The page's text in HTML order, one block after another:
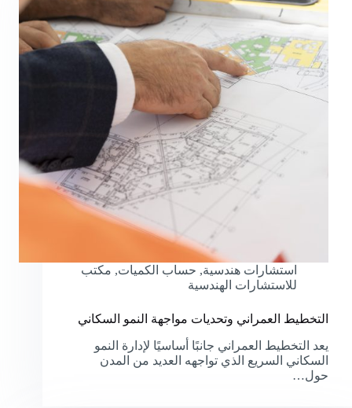
من
المدونة
بنا
استشارات هندسية, حساب الكميات, مكتب
للاستشارات الهندسية
التخطيط العمراني وتحديات مواجهة النمو السكاني
يعد التخطيط العمراني جانبًا أساسيًا لإدارة النمو
السكاني السريع الذي تواجهه العديد من المدن
حول…